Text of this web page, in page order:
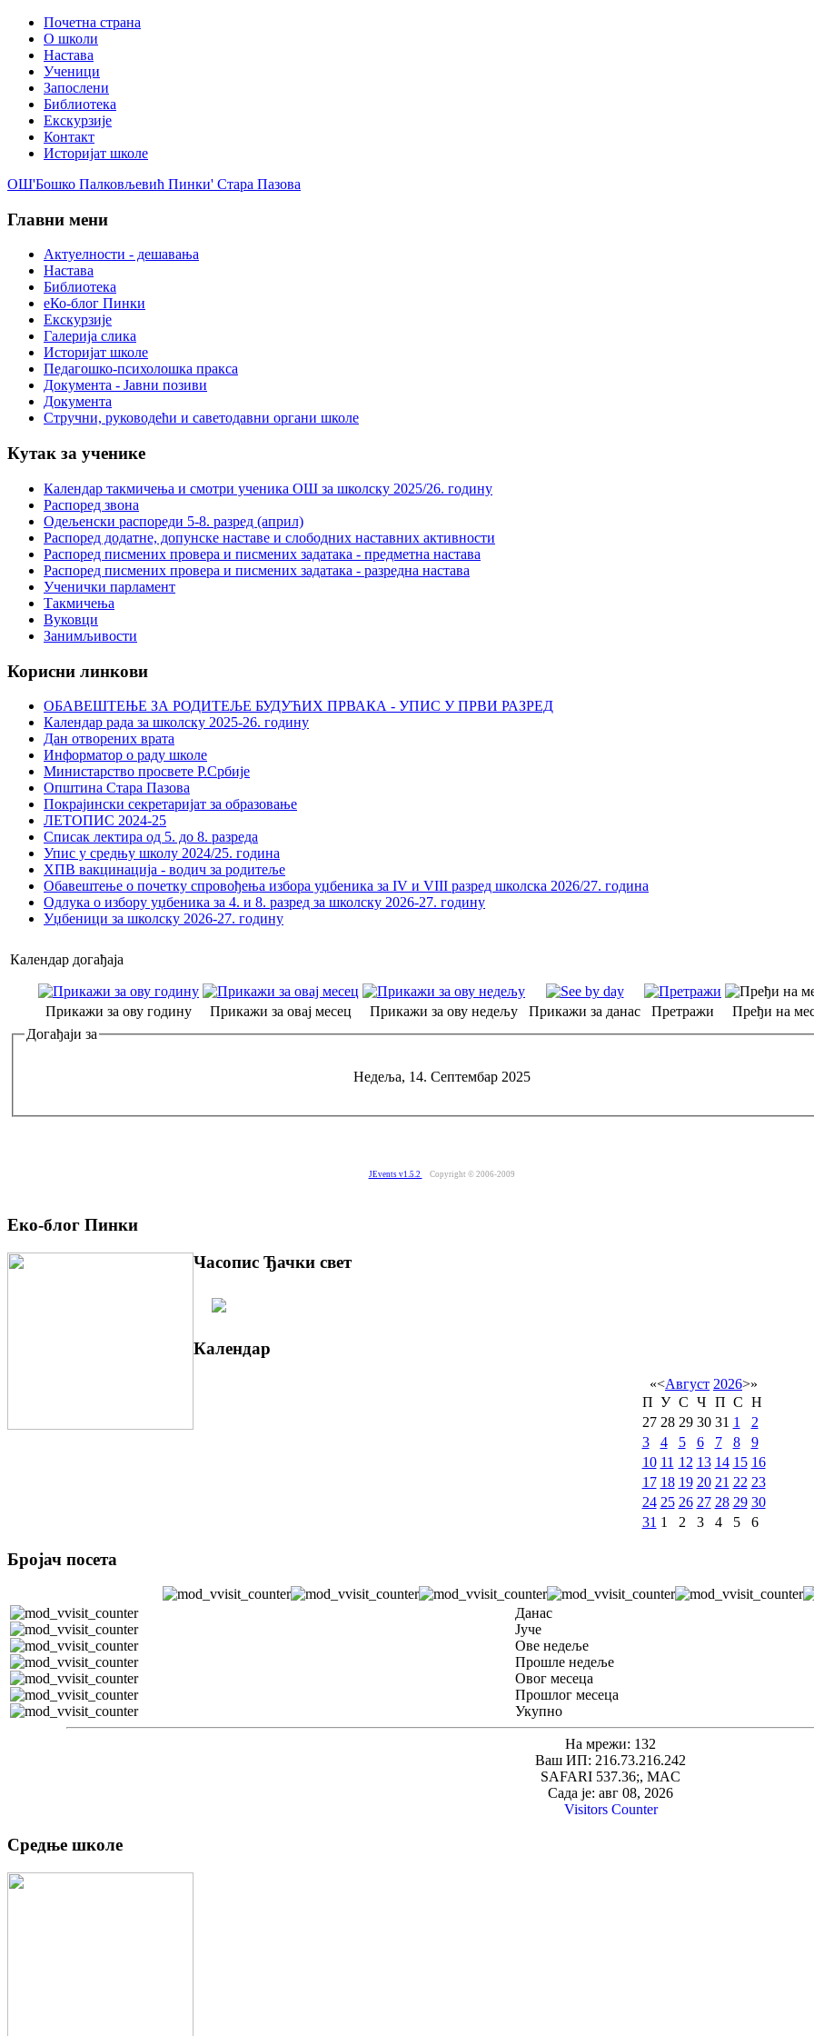
Почетна страна
О школи
Настава
Ученици
Запослени
Библиотека
Екскурзије
Контакт
Историјат школе
ОШ'Бошко Палковљевић Пинки' Стара Пазова
Главни мени
Актуелности - дешавања
Настава
Библиотека
еКо-блог Пинки
Екскурзије
Галерија слика
Историјат школе
Педагошко-психолошка пракса
Документа - Јавни позиви
Документа
Стручни, руководећи и саветодавни органи школе
Кутак за ученике
Календар такмичења и смотри ученика ОШ за школску 2025/26. годину
Распоред звона
Одељенски распореди 5-8. разред (април)
Распоред додатне, допунске наставе и слободних наставних активности
Распоред писмених провера и писмених задатака - предметна настава
Распоред писмених провера и писмених задатака - разредна настава
Ученички парламент
Такмичења
Вуковци
Занимљивости
Корисни линкови
ОБАВЕШТЕЊЕ ЗА РОДИТЕЉЕ БУДУЋИХ ПРВАКА - УПИС У ПРВИ РАЗРЕД
Календар рада за школску 2025-26. годину
Дан отворених врата
Информатор о раду школе
Министарство просвете Р.Србије
Општина Стара Пазова
Покрајински секретаријат за образовање
ЛЕТОПИС 2024-25
Списак лектира од 5. до 8. разреда
Упис у средњу школу 2024/25. година
ХПВ вакцинација - водич за родитеље
Обавештење о почетку спровођења избора уџбеника за IV и VIII разред школска 2026/27. година
Одлука о избору уџбеника за 4. и 8. разред за школску 2026-27. годину
Уџбеници за школску 2026-27. годину
Календар догађаја
Прикажи за ову годину Прикажи за овај месец Прикажи за ову недељу Прикажи за данас Претражи
Пређи на
Догађаји за
Недеља, 14. Септембар 2025
JEvents v1.5.2 Copyright © 2006-2009
Еко-блог Пинки
Часопис Ђачки свет
Календар
«<Август 2026>»
П У С Ч П С Н
27 28 29 30 31 1
2
3
4 5 6 7 8
9
10 11 12 13 14 15 16
17 18 19 20 21 22 23
24 25 26 27 28 29 30
31 1 2 3 4 5 6
Бројач посета
Данас
Јуче
Ове недеље
Прошле недеље
Овог месеца
Прошлог месеца
Укупно
На мрежи: 132
Ваш ИП: 216.73.216.242
SAFARI 537.36;, MAC
Сада је: авг 08, 2026
Visitors Counter
Средње школе